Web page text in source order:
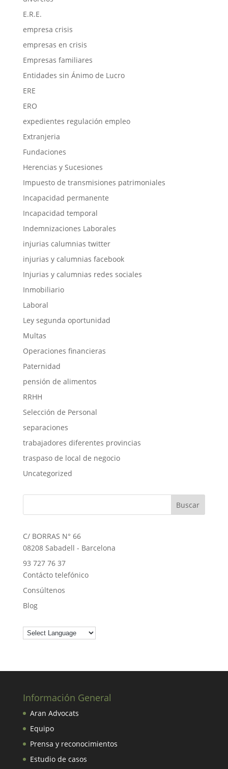
E.R.E.
empresa crisis
empresas en crisis
Empresas familiares
Entidades sin Ánimo de Lucro
ERE
ERO
expedientes regulación empleo
Extranjeria
Fundaciones
Herencias y Sucesiones
Impuesto de transmisiones patrimoniales
Incapacidad permanente
Incapacidad temporal
Indemnizaciones Laborales
injurias calumnias twitter
injurias y calumnias facebook
Injurias y calumnias redes sociales
Inmobiliario
Laboral
Ley segunda oportunidad
Multas
Operaciones financieras
Paternidad
pensión de alimentos
RRHH
Selección de Personal
separaciones
trabajadores diferentes provincias
traspaso de local de negocio
Uncategorized
C/ BORRAS N° 66
08208 Sabadell - Barcelona
93 727 76 37
Contácto telefónico
Consúltenos
Blog
Información General
Aran Advocats
Equipo
Prensa y reconocimientos
Estudio de casos